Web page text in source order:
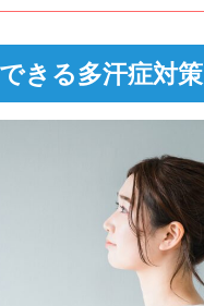
きる多汗症対策